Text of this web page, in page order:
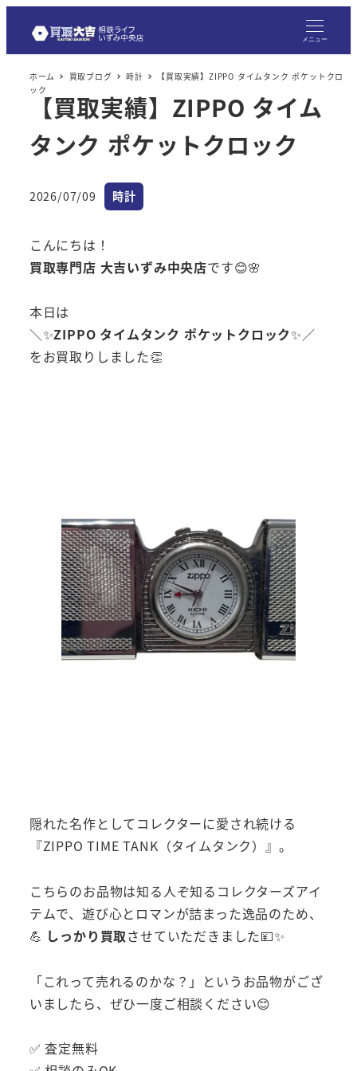
メニュー
ホーム 買取ブログ 時計
【買取実績】ZIPPO タイムタンク ポケットクロ
ック
【買取実績】ZIPPO タイム
タンク ポケットクロック
投稿日
2026/07/09 カテゴリー
時計
こんにちは！
買取専門店 大吉いずみ中央店です😊🌸
本日は
＼✨ZIPPO タイムタンク ポケットクロック✨／
をお買取りしました👏
隠れた名作としてコレクターに愛され続ける
『ZIPPO TIME TANK（タイムタンク）』。
こちらのお品物は知る人ぞ知るコレクターズアイ
テムで、遊び心とロマンが詰まった逸品のため、
💪 しっかり買取させていただきました💴✨
「これって売れるのかな？」というお品物がござ
いましたら、ぜひ一度ご相談ください😊
✅ 査定無料